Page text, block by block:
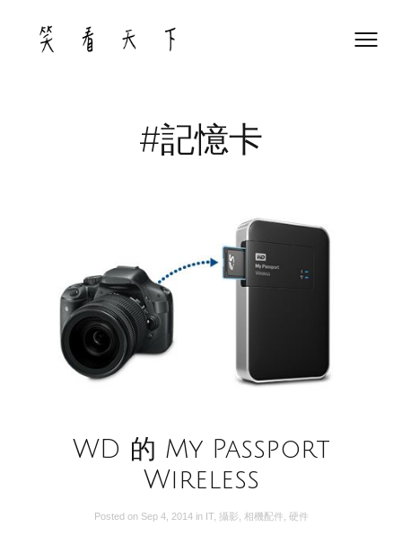
content
#記憶卡
WD 的 My Passport
Wireless
Posted on Sep 4, 2014 in IT, 攝影 相機配件 硬件